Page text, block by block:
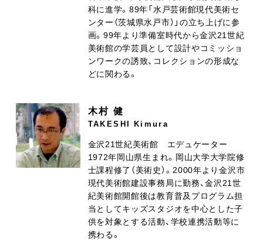
科に進学。89年「水戸芸術館現代美術セ
ンター（茨城県水戸市）」の立ち上げに参
画。99年より準備室時代から金沢21世紀
美術館の学芸員として設計やコミッショ
ンワークの誘致、コレクションの形成な
どに関わる。
木村 健
TAKESHI Kimura
金沢21世紀美術館 エデュケーター
1972年岡山県生まれ。岡山大学大学院修
士課程修了（美術史）。2000年より金沢市
現代美術館建設事務局に勤務、金沢21世
紀美術館開館後は教育普及プログラム担
当としてキッズスタジオを中心とした子
供を対象とする活動、学校連携活動等に
携わる。